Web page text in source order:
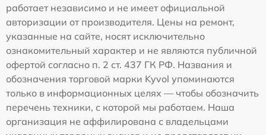
работает независимо и не имеет официальной
авторизации от производителя. Цены на ремонт,
указанные на сайте, носят исключительно
ознакомительный характер и не являются публичной
офертой согласно п. 2 ст. 437 ГК РФ. Названия и
обозначения торговой марки Kyvol упоминаются
только в информационных целях — чтобы обозначить
перечень техники, с которой мы работаем. Наша
организация не аффилирована с владельцами